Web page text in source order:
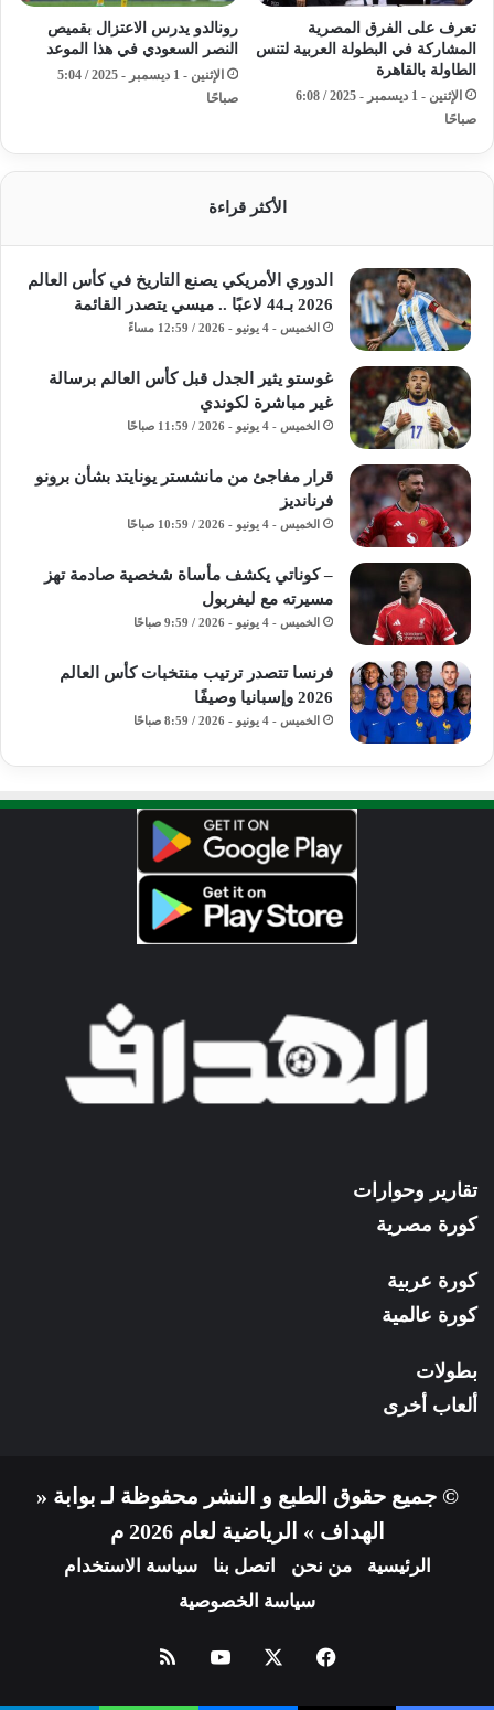
تعرف على الفرق المصرية
المشاركة في البطولة العربية لتنس
الطاولة بالقاهرة
الإثنين - 1 ديسمبر - 2025 / 6:08
صباحًا
رونالدو يدرس الاعتزال بقميص
النصر السعودي في هذا الموعد
الإثنين - 1 ديسمبر - 2025 / 5:04
صباحًا
الأكثر قراءة
الدوري الأمريكي يصنع التاريخ في كأس العالم
2026 بـ44 لاعبًا .. ميسي يتصدر القائمة
الخميس - 4 يونيو - 2026 / 12:59 مساءً
غوستو يثير الجدل قبل كأس العالم برسالة
غير مباشرة لكوندي
الخميس - 4 يونيو - 2026 / 11:59 صباحًا
قرار مفاجئ من مانشستر يونايتد بشأن برونو
فرنانديز
الخميس - 4 يونيو - 2026 / 10:59 صباحًا
– كوناتي يكشف مأساة شخصية صادمة تهز
مسيرته مع ليفربول
الخميس - 4 يونيو - 2026 / 9:59 صباحًا
فرنسا تتصدر ترتيب منتخبات كأس العالم
2026 وإسبانيا وصيفًا
الخميس - 4 يونيو - 2026 / 8:59 صباحًا
تقارير وحوارات
كورة مصرية
كورة عربية
كورة عالمية
بطولات
ألعاب أخرى
© جميع حقوق الطبع و النشر محفوظة لـ بوابة «
الهداف » الرياضية لعام 2026 م
الرئيسية من نحن اتصل بنا
سياسة الاستخدام
سياسة الخصوصية
فيسبوك يوتيوبملخص